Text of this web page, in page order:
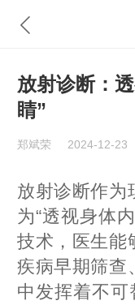
放射诊断：
睛”
郑斌荣 2024-12-23
放射诊断作为
为“透视身体
技术，医生能
疾病早期筛查
中发挥着不可